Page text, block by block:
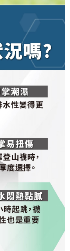
pesanan
sistem
kandungan
telekomunikasi,
memilih untuk
rasmi Taiwan
MONEY" dan
Ltd." untuk
melalui
hak
membayar bil
menggunakan
maklumat peribadi
Mobile untuk
pengesahan,
bil ansuran oleh